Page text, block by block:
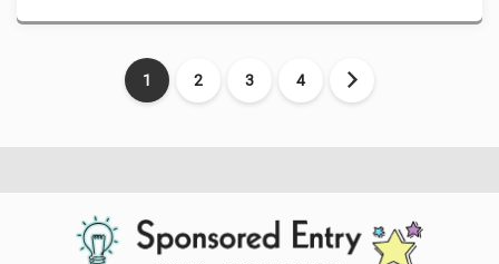
1 2 3 4